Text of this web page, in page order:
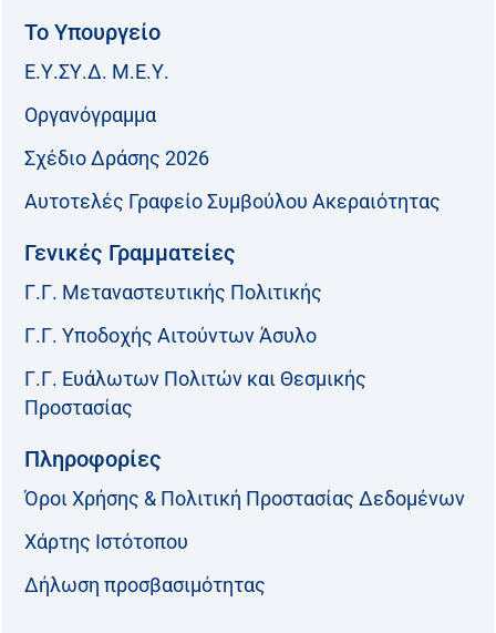
Το Υπουργείο
Ε.Υ.ΣΥ.Δ. Μ.Ε.Υ.
Οργανόγραμμα
Σχέδιο Δράσης 2026
Αυτοτελές Γραφείο Συμβούλου Ακεραιότητας
Γενικές Γραμματείες
Γ.Γ. Μεταναστευτικής Πολιτικής
Γ.Γ. Υποδοχής Αιτούντων Άσυλο
Γ.Γ. Ευάλωτων Πολιτών και Θεσμικής
Προστασίας
Πληροφορίες
Όροι Χρήσης & Πολιτική Προστασίας Δεδομένων
Χάρτης Ιστότοπου
Δήλωση προσβασιμότητας